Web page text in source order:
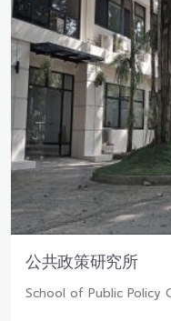
公共政策研究所
School of Public Policy